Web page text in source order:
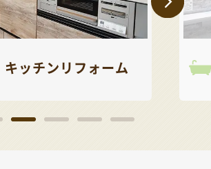
キッチンリフォーム